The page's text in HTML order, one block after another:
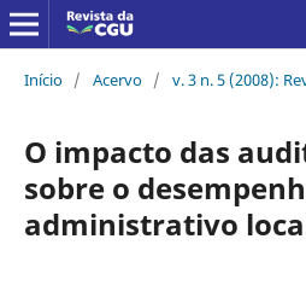
Início / Acervo / v. 3 n. 5 (2008):
O impacto das
sobre o
administrativo